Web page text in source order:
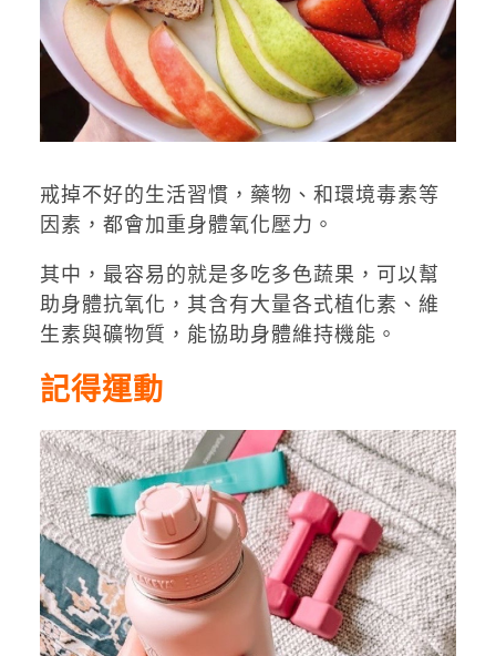
戒掉不好的生活習慣，藥物、和環境毒素等
因素，都會加重身體氧化壓力。
其中，最容易的就是多吃多色蔬果，可以幫
助身體抗氧化，其含有大量各式植化素、維
生素與礦物質，能協助身體維持機能。
記得運動